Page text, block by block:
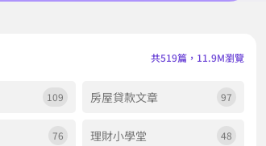
共519篇，11.9M瀏覽
109 房屋貸款文章 97
76 理財小學堂 48